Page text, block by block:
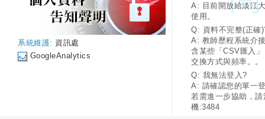
系統維護: 資訊處
GoogleAnalytics
A: 目前開放給淡江
使用。
Q: 資料不完整(正確
A: 教師歷程系統介
含某些「CSV匯入
交換方式與頻率。。
Q: 我無法登入?
A: 請確認您的單一
若需進一步協助，
機:3484